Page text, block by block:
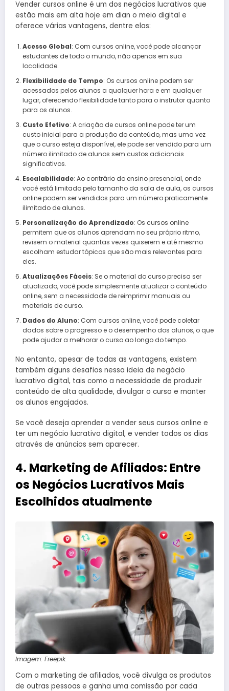
Vender cursos online é um dos negócios lucrativos que
estão mais em alta hoje em dian o meio digital e
oferece várias vantagens, dentre elas:
Acesso Global: Com cursos online, você pode alcançar
estudantes de todo o mundo, não apenas em sua
localidade.
Flexibilidade de Tempo: Os cursos online podem ser
acessados pelos alunos a qualquer hora e em qualquer
lugar, oferecendo flexibilidade tanto para o instrutor quanto
para os alunos.
Custo Efetivo: A criação de cursos online pode ter um
custo inicial para a produção do conteúdo, mas uma vez
que o curso esteja disponível, ele pode ser vendido para um
número ilimitado de alunos sem custos adicionais
significativos.
Escalabilidade: Ao contrário do ensino presencial, onde
você está limitado pelo tamanho da sala de aula, os cursos
online podem ser vendidos para um número praticamente
ilimitado de alunos.
Personalização do Aprendizado: Os cursos online
permitem que os alunos aprendam no seu próprio ritmo,
revisem o material quantas vezes quiserem e até mesmo
escolham estudar tópicos que são mais relevantes para
eles.
Atualizações Fáceis: Se o material do curso precisa ser
atualizado, você pode simplesmente atualizar o conteúdo
online, sem a necessidade de reimprimir manuais ou
materiais de curso.
Dados do Aluno: Com cursos online, você pode coletar
dados sobre o progresso e o desempenho dos alunos, o que
pode ajudar a melhorar o curso ao longo do tempo.
No entanto, apesar de todas as vantagens, existem
também alguns desafios nessa ideia de negócio
lucrativo digital, tais como a necessidade de produzir
conteúdo de alta qualidade, divulgar o curso e manter
os alunos engajados.
Se você deseja aprender a vender seus cursos online e
ter um negócio lucrativo digital, e vender todos os dias
através de anúncios sem aparecer.
4. Marketing de Afiliados: Entre
os Negócios Lucrativos Mais
Escolhidos atualmente
Imagem: Freepik.
Com o marketing de afiliados, você divulga os produtos
de outras pessoas e ganha uma comissão por cada